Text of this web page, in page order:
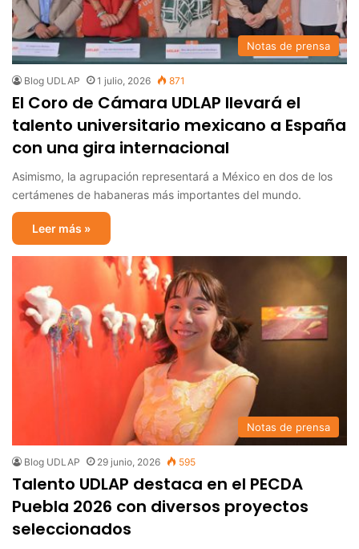
Notas de prensa
Blog UDLAP 1 julio, 2026 871
El Coro de Cámara UDLAP llevará el
talento universitario mexicano a España
con una gira internacional
Asimismo, la agrupación representará a México en dos de los
certámenes de habaneras más importantes del mundo.
Leer más »
Notas de prensa
Blog UDLAP 29 junio, 2026 595
Talento UDLAP destaca en el PECDA
Puebla 2026 con diversos proyectos
seleccionados